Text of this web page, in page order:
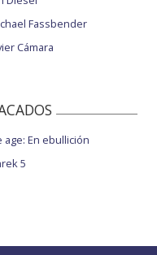
Fassbender
Cámara
age: En ebullición
5